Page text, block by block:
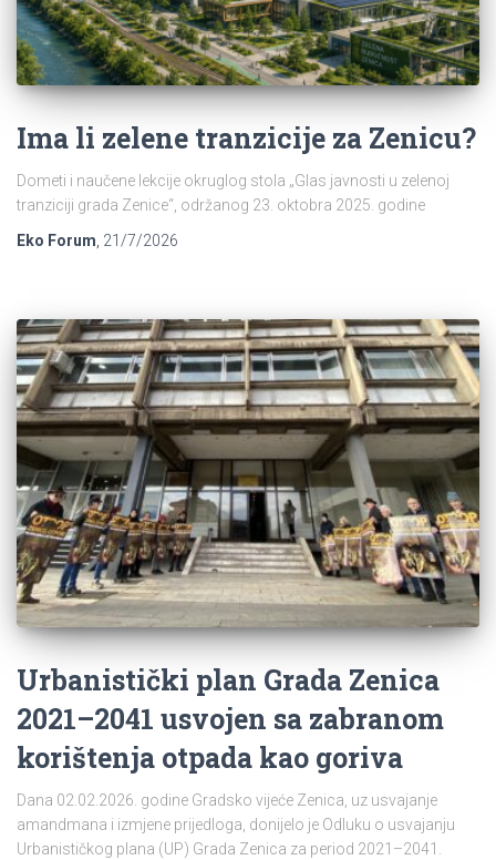
Ima li zelene tranzicije za Zenicu?
Dometi i naučene lekcije okruglog stola „Glas javnosti u zelenoj
tranziciji grada Zenice“, održanog 23. oktobra 2025. godine
Eko Forum 21/7/2026
Urbanistički plan Grada Zenica
2021–2041 usvojen sa zabranom
korištenja otpada kao goriva
Dana 02.02.2026. godine Gradsko vijeće Zenica, uz usvajanje
amandmana i izmjene prijedloga, donijelo je Odluku o usvajanju
Urbanističkog plana (UP) Grada Zenica za period 2021–2041.